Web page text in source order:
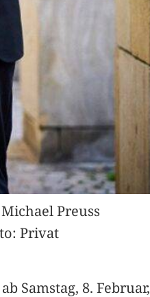
Preuss
Privat
Samstag, 8. Februar,